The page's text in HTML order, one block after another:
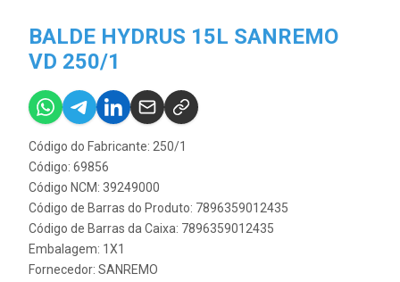
BALDE HYDRUS 15L SANREMO
VD 250/1
Código do Fabricante: 250/1
Código: 69856
Código NCM: 39249000
Código de Barras do Produto: 7896359012435
Código de Barras da Caixa: 7896359012435
Embalagem: 1X1
Fornecedor: SANREMO